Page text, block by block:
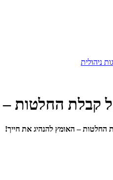
ניהולית
קבלת החלטות –
– האומץ להנהיג את חייך!